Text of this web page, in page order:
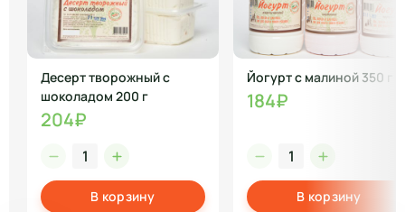
Десерт творожный с
шоколадом 200 г
204₽
В корзину
Йогурт с малиной 350 г
184₽
В корзину